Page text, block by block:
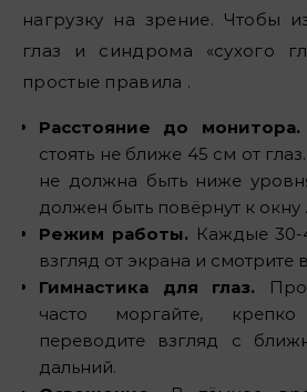
нагрузку на зрение. Чтобы
глаз и синдрома «сухого
простые правила .
Расстояние до монитора.
стоять не ближе 45 см от
не должна быть ниже
должен быть повёрнут к окну .
Режим работы.Каждые 30-
взгляд от экрана и смотрите
Гимнастика для глаз.
часто моргайте, крепко
переводите взгляд с
дальний.